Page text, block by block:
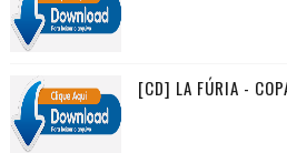
[CD] LA FÚRIA -